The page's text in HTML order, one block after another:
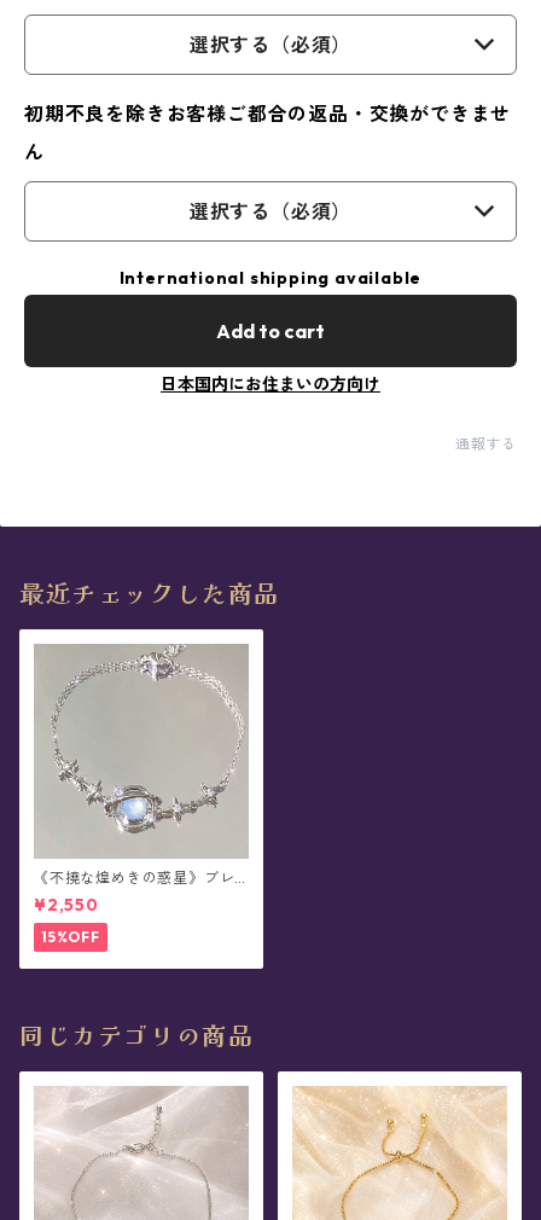
選択する（必須）
初期不良を除きお客様ご都合の返品・交換ができませ
ん
選択する（必須）
International shipping available
Add to cart
日本国内にお住まいの方向け
通報する
最近チェックした商品
《不撓な煌めきの惑星》ブレ
スレット
¥2,550
15%OFF
同じカテゴリの商品